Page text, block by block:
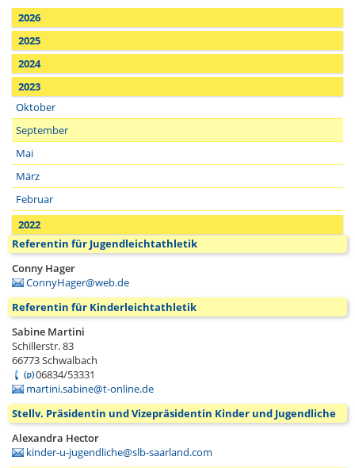
2026
2025
2024
2023
Oktober
September
Mai
März
Februar
2022
Referentin für Jugendleichtathletik
Conny Hager
ConnyHager@web.de
Referentin für Kinderleichtathletik
Sabine Martini
Schillerstr. 83
66773Schwalbach
06834/53331
martini.sabine@t-online.de
Stellv. Präsidentin und Vizepräsidentin Kinder und Jugendliche
Alexandra Hector
kinder-u-jugendliche@slb-saarland.com